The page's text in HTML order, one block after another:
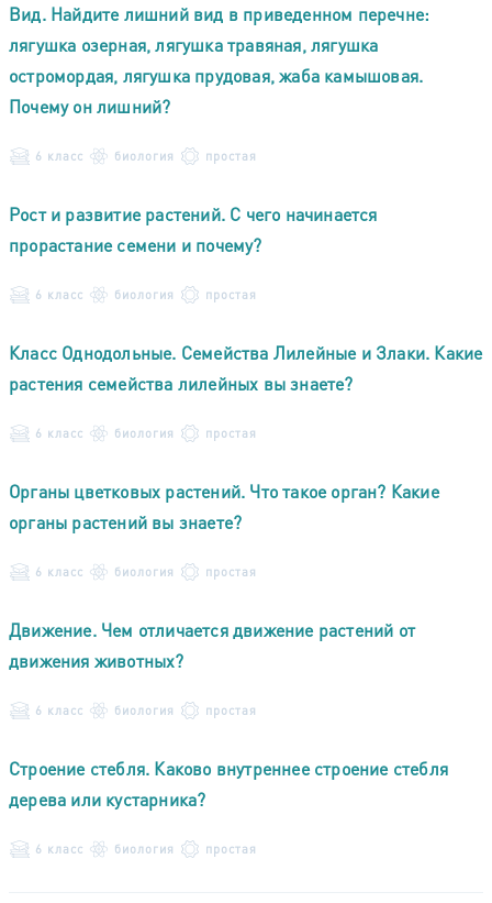
Вид. Найдите лишний вид в приведенном перечне:
лягушка озерная, лягушка травяная, лягушка
остромордая, лягушка прудовая, жаба камышовая.
Почему он лишний?
6 класс биология простая
Рост и развитие растений. С чего начинается
прорастание семени и почему?
6 класс биология простая
Класс Однодольные. Семейства Лилейные и Злаки. Какие
растения семейства лилейных вы знаете?
6 класс биология простая
Органы цветковых растений. Что такое орган? Какие
органы растений вы знаете?
6 класс биология простая
Движение. Чем отличается движение растений от
движения животных?
6 класс биология простая
Строение стебля. Каково внутреннее строение стебля
дерева или кустарника?
6 класс биология простая